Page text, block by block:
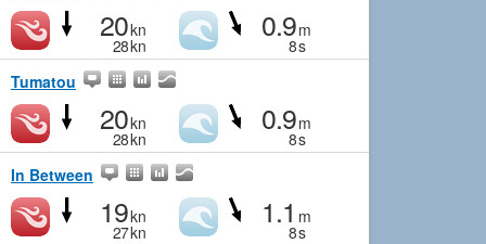
20kn
28kn
0.9m
8s
Tumatou
20kn
28kn
0.9m
8s
In Between
19kn
27kn
1.1 m
8s